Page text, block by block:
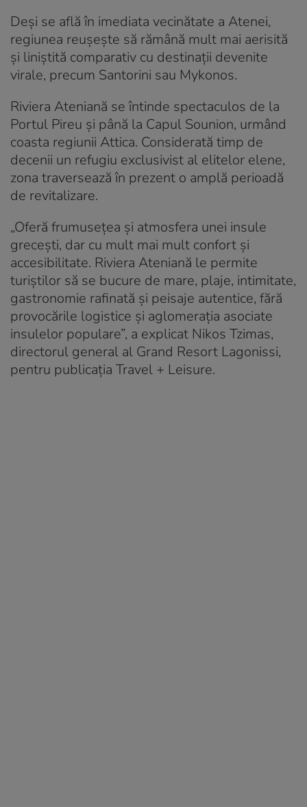
Deși se află în imediata vecinătate a Atenei,
regiunea reușește să rămână mult mai aerisită
și liniștită comparativ cu destinații devenite
virale, precum Santorini sau Mykonos.
Riviera Ateniană se întinde spectaculos de la
Portul Pireu și până la Capul Sounion, urmând
coasta regiunii Attica. Considerată timp de
decenii un refugiu exclusivist al elitelor elene,
zona traversează în prezent o amplă perioadă
de revitalizare.
„Oferă frumusețea și atmosfera unei insule
grecești, dar cu mult mai mult confort și
accesibilitate. Riviera Ateniană le permite
turiștilor să se bucure de mare, plaje, intimitate,
gastronomie rafinată și peisaje autentice, fără
provocările logistice și aglomerația asociate
insulelor populare”, a explicat Nikos Tzimas,
directorul general al Grand Resort Lagonissi,
pentru publicația Travel + Leisure.